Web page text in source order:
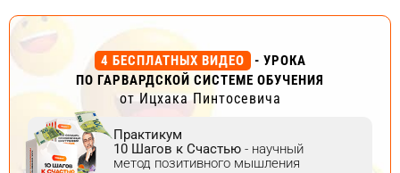
4 БЕСПЛАТНЫХ ВИДЕО
- УРОКА
ПО ГАРВАРДСКОЙ СИСТЕМЕ ОБУЧЕНИЯ
от Ицхака Пинтосевича
Практикум
10 Шагов к Счастью - научный
метод позитивного мышления